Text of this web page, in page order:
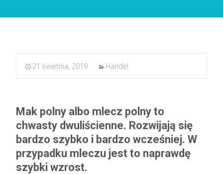
21 kwietnia, 2019 Handel
Mak polny albo mlecz polny to
chwasty dwuliścienne. Rozwijają się
bardzo szybko i bardzo wcześniej. W
przypadku mleczu jest to naprawdę
szybki wzrost.